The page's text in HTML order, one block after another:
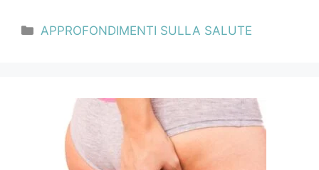
Categorie
APPROFONDIMENTI SULLA SALUTE